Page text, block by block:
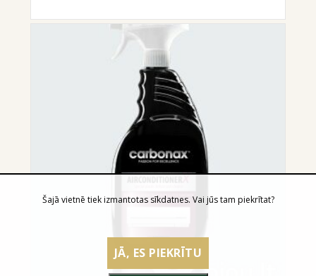
Šajā vietnē tiek izmantotas sīkdatnes. Vai jūs tam piekrītat?
JĀ, ES PIEKRĪTU